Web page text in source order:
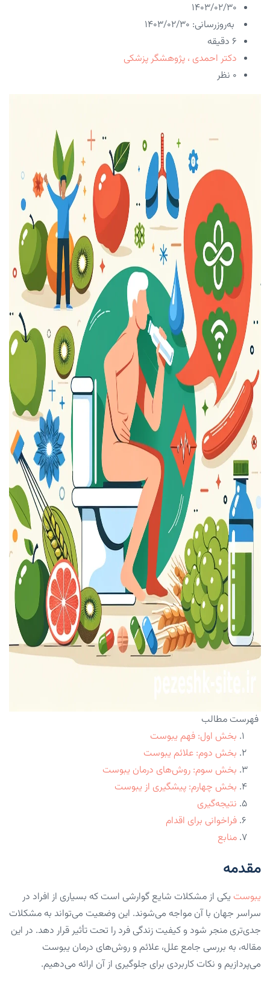
۱۴۰۳/۰۲/۳۰
به‌روزرسانی: ۱۴۰۳/۰۲/۳۰
6 دقیقه
دکتر احمدی ، پژوهشگر پزشکی
۰ نظر
فهرست مطالب
بخش اول: فهم یبوست
بخش دوم: علائم یبوست
بخش سوم: روش‌های درمان یبوست
بخش چهارم: پیشگیری از یبوست
نتیجه‌گیری
فراخوانی برای اقدام
منابع
مقدمه
یبوست یکی از مشکلات شایع گوارشی است که بسیاری از افراد در
سراسر جهان با آن مواجه می‌شوند. این وضعیت می‌تواند به مشکلات
جدی‌تری منجر شود و کیفیت زندگی فرد را تحت تأثیر قرار دهد. در این
مقاله، به بررسی جامع علل، علائم و روش‌های درمان یبوست
می‌پردازیم و نکات کاربردی برای جلوگیری از آن ارائه می‌دهیم.